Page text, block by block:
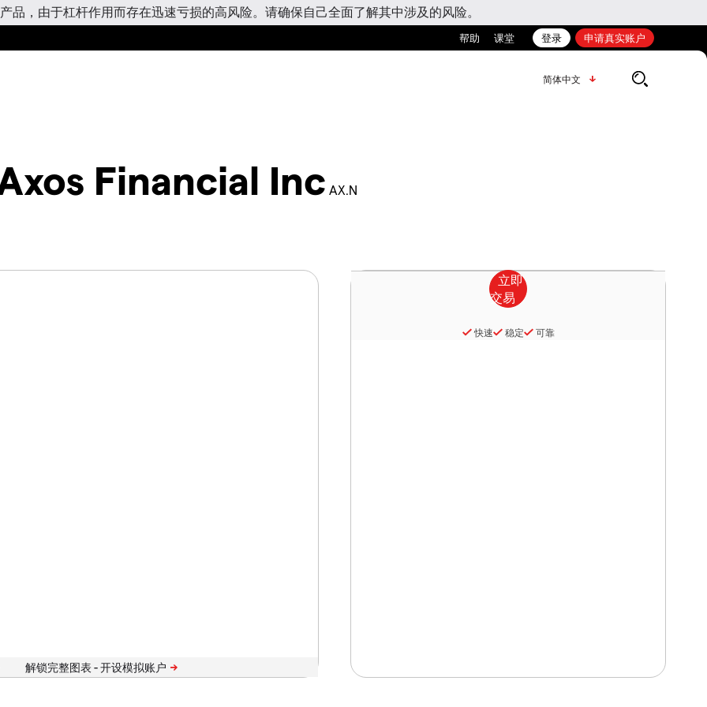
品，由于杠杆作用而存在迅速亏损的高风险。请确保自己全面了解其中涉及的风险。
帮助 课堂 登录 申请真实账户
简体中文
Financial Inc AX.N
快速 稳定 可靠